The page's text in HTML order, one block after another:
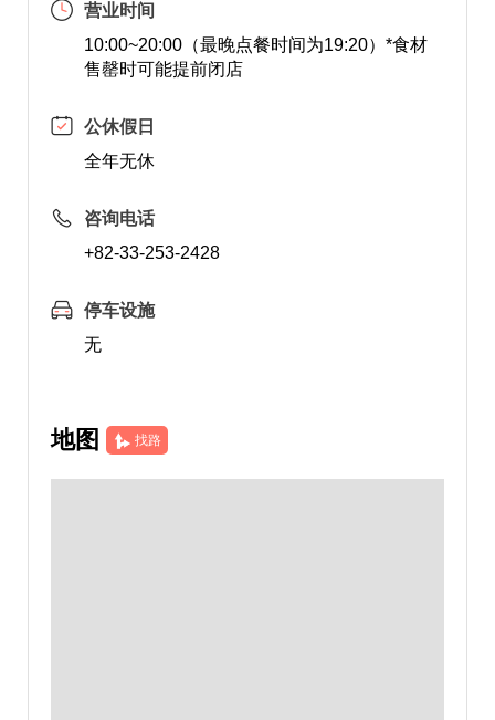
营业时间
10:00~20:00（最晚点餐时间为19:20）*食材
售罄时可能提前闭店
公休假日
全年无休
咨询电话
+82-33-253-2428
停车设施
无
地图 找路